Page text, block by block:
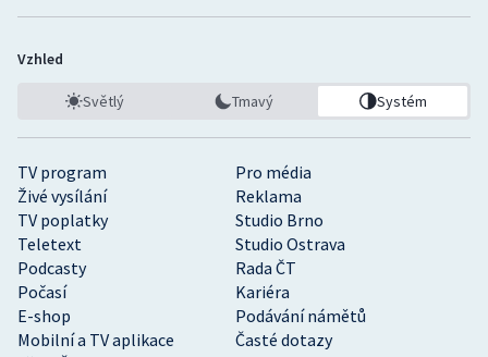
TV program
Pro média
Živé vysílání
Reklama
TV poplatky
Studio Brno
Teletext
Studio Ostrava
Podcasty
Rada ČT
Počasí
Kariéra
E-shop
Podávání námětů
Mobilní a TV aplikace
Časté dotazy
Vzhled
Světlý Tmavý Systém